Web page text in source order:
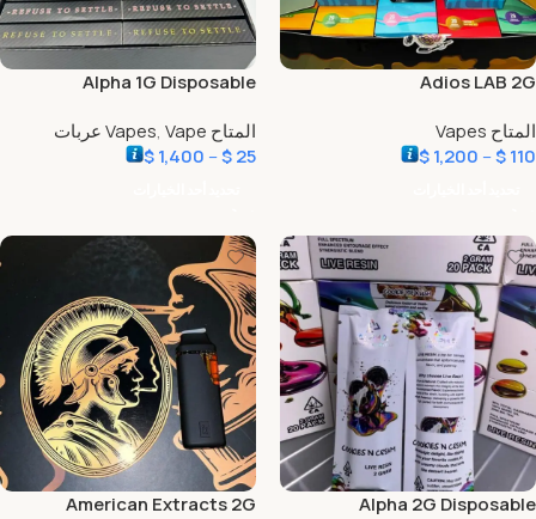
Adios LAB 2G
المتاح Vapes
$110
–
$1,200
Alpha 1G Disposable
المتاح Vapes
, Vape عربات
$25
–
$1,400
Alpha 2G Disposable
American Extracts 2G